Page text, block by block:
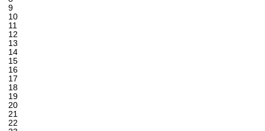
9
10
11
12
13
14
15
16
17
18
19
20
21
22